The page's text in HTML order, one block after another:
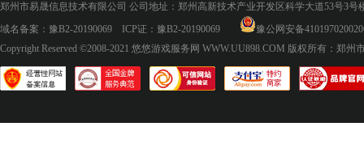
郑州市易晟信息技术有限公司 公司地址：郑州高新技术产业开发区科学大道53号3号
域名备案： 豫B2-20190069 ICP证： 豫B2-20190069
豫公网安备
Copyright Reserved ©2008-2021 悠悠游戏服务网 WWW.UU898.COM 版权所有：郑州